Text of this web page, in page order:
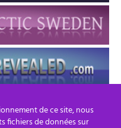
de ce site, nous
fichiers de données sur